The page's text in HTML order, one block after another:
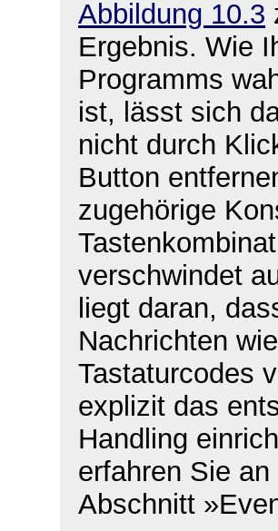
Abbildung 10.3
Ergebnis. Wie
Programms
ist, lässt sich
nicht durch
Button
zugehörige
verschwindet
liegt daran,
Nachrichten
Tastaturcodes
explizit das
Handling
erfahren Sie
Abschnitt